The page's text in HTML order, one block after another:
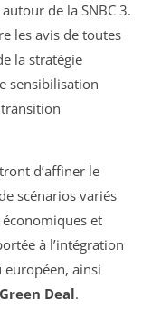
de la SNBC 3.
les avis de toutes
la stratégie
sensibilisation
d’affiner le
scénarios variés
et
à l’intégration
ainsi
Green Deal.